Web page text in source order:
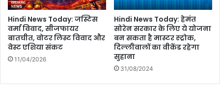
ठ
ता
धु
आं
दू
र
Hindi News Today: जस्टिस
वर्मा विवाद, सीजफायर
बातचीत, वोटर लिस्ट विवाद और
वेस्ट एशिया संकट
11/04/2026
Hindi News Today: हेमंत
सोरेन सरकार के लिए ये योजना
बन सकता है मास्टर स्ट्रोक,
दिल्लीवालों का वीकेंड रहेगा
सुहाना
31/08/2024